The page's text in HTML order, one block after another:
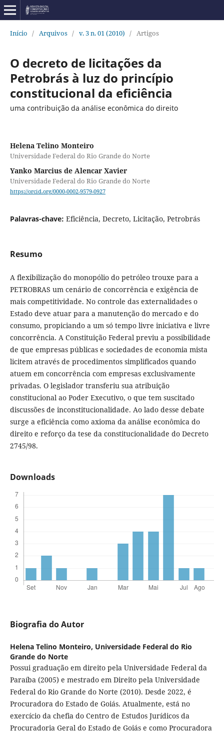
Início / Arquivos / v. 3 n. 01 (2010) / Artigos
O decreto de licitações da
Petrobrás à luz do princípio
constitucional da eficiência
uma contribuição da análise econômica do direito
Helena Telino Monteiro
Universidade Federal do Rio Grande do Norte
Yanko Marcius de Alencar Xavier
Universidade Federal do Rio Grande do Norte
https://orcid.org/0000-0002-9579-0927
Palavras-chave: Eficiência, Decreto, Licitação, Petrobrás
Resumo
A flexibilização do monopólio do petróleo trouxe para a
PETROBRAS um cenário de concorrência e exigência de
mais competitividade. No controle das externalidades o
Estado deve atuar para a manutenção do mercado e do
consumo, propiciando a um só tempo livre iniciativa e livre
concorrência. A Constituição Federal previu a possibilidade
de que empresas públicas e sociedades de economia mista
licitem através de procedimentos simplificados quando
atuem em concorrência com empresas exclusivamente
privadas. O legislador transferiu sua atribuição
constitucional ao Poder Executivo, o que tem suscitado
discussões de inconstitucionalidade. Ao lado desse debate
surge a eficiência como axioma da análise econômica do
direito e reforço da tese da constitucionalidade do Decreto
2745/98.
Downloads
Biografia do Autor
Helena Telino Monteiro, Universidade Federal do Rio
Grande do Norte
Possui graduação em direito pela Universidade Federal da
Paraíba (2005) e mestrado em Direito pela Universidade
Federal do Rio Grande do Norte (2010). Desde 2022, é
Procuradora do Estado de Goiás. Atualmente, está no
exercício da chefia do Centro de Estudos Jurídicos da
Procuradoria Geral do Estado de Goiás e como Procuradora